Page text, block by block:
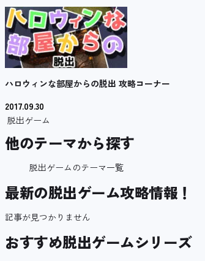
ハロウィンな部屋からの脱出 攻略コーナー
2017.09.30
脱出ゲーム
他のテーマから探す
脱出ゲームのテーマ一覧
最新の脱出ゲーム攻略情報！
記事が見つかりません
おすすめ脱出ゲームシリーズ